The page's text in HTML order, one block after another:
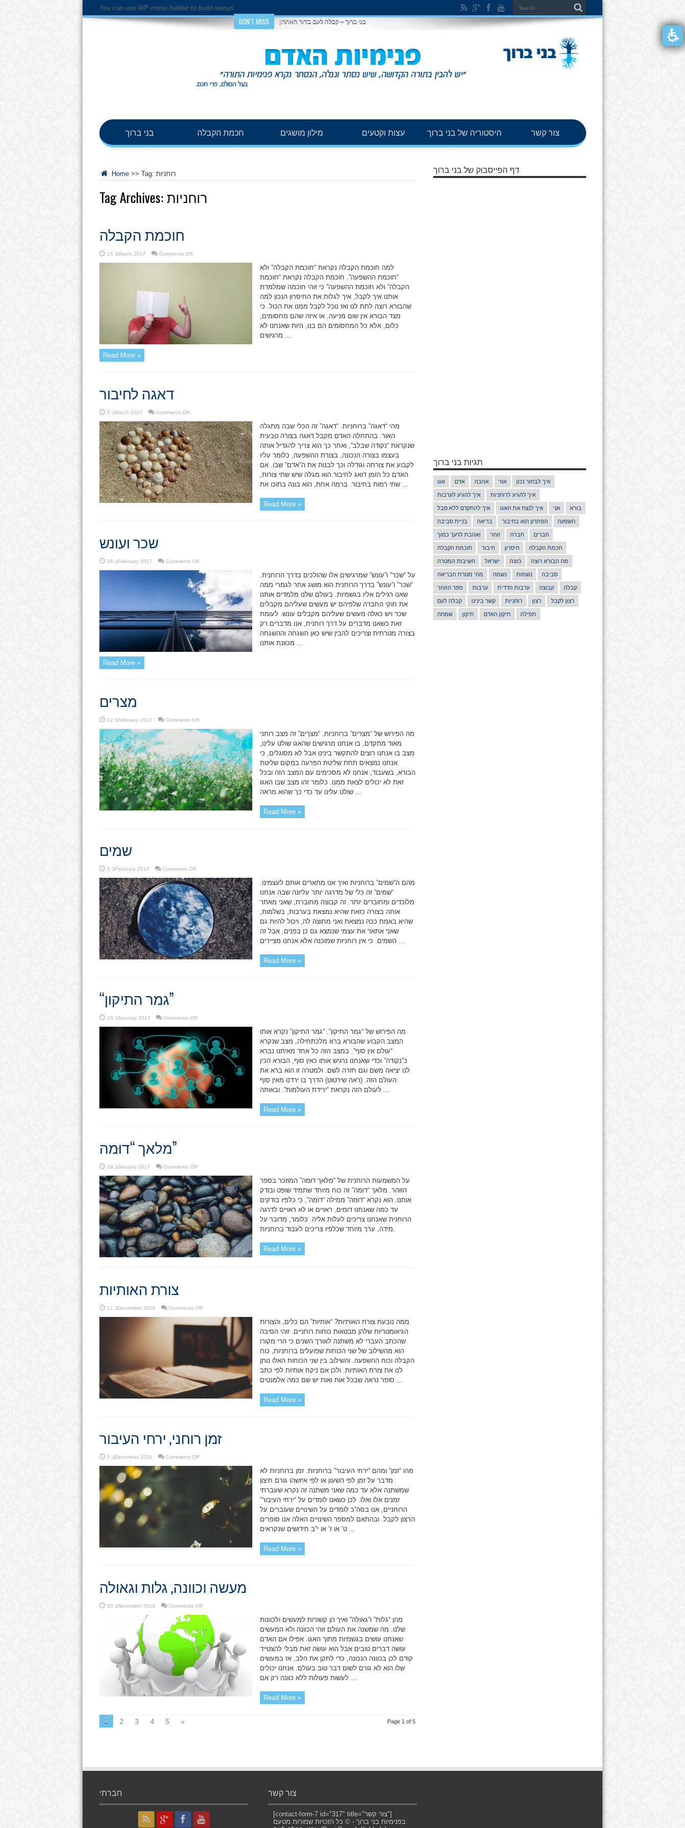
You can use WP menu builder to build menus
DON'T MISS בני ברוך – קבלה לעם בדור האחרון
בני ברוך חכמת הקבלה מילון מושגים עצות וקטעים היסטוריה של בני ברוך צור קשר
Home >> Tag: רוחניות
Tag Archives:רוחניות
חוכמת הקבלה
15 בMarch 2017 Comments Offon
למה חוכמת הקבלה נקראת “חוכמת הקבלה” ולא
“חוכמת ההשפעה”. חוכמת הקבלה נקראת “חוכמת
הקבלה” ולא חוכמת ההשפעה” כי זוהי חוכמה שמלמדת
אותנו איך לקבל, איך לגלות את החיסרון הנכון למה
שהבורא רוצה לתת לנו ואז נוכל לקבל ממנו את הכול. כי
מצד הבורא אין שום מניעה, או איזה שהם מחסומים,
כלום, אלא כל המחסומים הם בנו, היות שאנחנו לא
מרגישים ...
Read More »
דאגה לחיבור
5 בMarch 2017 Comments Offon
לחיבור
מהי “דאגה” ברוחניות. “דאגה” זה הכלי שבה מתגלה
האור. בהתחלה האדם מקבל דאגה בצורה טבעית
שנקראת “נקודה שבלב”, ואחר כך הוא צריך להגדיל אותה
בעצמו בצורה הנכונה, בצורת ההשפעה, כלומר עליו
לקבוע את צורתה וגודלה וכך לבנות את ה”אדם” שבו. אם
האדם כל הזמן דואג לחיבור הוא מגלה שיש שתי צורות,
שתי רמות בחיבור. ברמה אחת, הוא בונה בתוכו את ...
Read More »
שכר ועונש
26 בFebruary 2017 Comments Offon
ועונש
על “שכר” ו”עונש” שמרגישים אלו שהולכים בדרך הרוחנית.
“שכר” ו”עונש” בדרך הרוחנית הוא מושג אחר לגמרי ממה
שאנו רגילים אליו בגשמיות. בעולם שלנו מלמדים אותנו
את חוקי החברה שלפיהם יש מעשים שעליהם מקבלים
שכר ויש כאלה מעשים שעליהם מקבלים עונש. לעומת
זאת כשאנו מדברים על דרך רוחנית, אנו מדברים רק
בצורה מטרתית וצריכים להבין שיש כאן השגחה וההשגחה
מכוּונת אותנו ...
Read More »
מצרים
12 בFebruary 2017 Comments Offon
מה הפירוש של “מצרים” ברוחניות. “מצרַים” זה מצב רוחני
מאוד מתקדם, בו אנחנו מרגישים שהאגו שולט עלינו,
מצב בו אנחנו רוצים להתקשר בינינו אבל לא מסוגלים, כי
אנחנו נמצאים תחת שליטת הפּרעה במְקום שליטת
הבורא, בשעבוד, אנחנו לא מסכימים עם המצב הזה ובכל
זאת לא יכולים לצאת ממנו. כלומר זהו מצב שבו האגו
שולט עלינו עד כדי כך שהוא מראה ...
Read More »
שמים
5 בFebruary 2017 Comments Offon
מהם ה”שמים” ברוחניות ואיך אנו מתארים אותם לעצמינו.
“שמים” זה כלי של מדרגה יותר עליונה שבה אנחנו
מלוכדים ומחוברים יותר. זה קבוצה מחוברת, שאני מאתר
אותה בצורה כזאת שהיא נמצאת בערבות, בשלמות,
שהיא באמת ככה נמצאת ואני מחוצה לה, ויכול להיות גם
שאני אתאר את עצמי שנמצא גם כן בפנים. אבל זה
השמים. כי אין רוחניות שמוכנה אלא אנחנו מציירים ...
Read More »
“גמר התיקון”
29 בJanuary 2017 Comments Offon
מה הפירוש של “גמר התיקון”. “גמר התיקון” נקרא אותו
המצב הקבוע שהבורא ברא מלכתחילה, מצב שנקרא
“עולם אין סוף”. במצב הזה כל אחד מאיתנו נברא
כ”נקודה” וכדי שאנחנו נרגיש אותו כאין סוף, הבורא הכין
לנו יציאה משם וגם חזרה לשם. ולמטרה זו הוא ברא את
העולם הזה. (ראה שירטוט) הדרך בו ירדנו מאין סוף
לעולם הזה נקראת “ירידת העולמות”. ובאותה ...
Read More »
מלאך “דוּמה”
29 בJanuary 2017 Comments Offon
“דוּמה”
על המשמעות הרוחנית של “מלאך דוּמה” המוזכר בספר
הזוהר. מלאך “דוּמה” זה כוח מיוחד שתמיד שופט ובודק
אותנו. הוא נקרא “דוּמה” ממילה “דוֹמה”, כי כלפיו בודקים
עד כמה שאנחנו דומים, ראויים או לא ראויים לדרגה
הרוחנית שאנחנו צריכים לעלות אליה. כלומר, מדובר על
מידה, ערך מיוחד שכלפיו צריכים לעבוד ברוחניות.
Read More »
צורת האותיות
11 בDecember 2016 Comments Offon
ממה נובעת צורת האותיות? “אותיות” הם כלים, והצורות
הגיאומטריות שלהן מבטאות כוחות רוחניים. זוהי הסיבה
שהכתב העברי לא משתנה לאורך השנים כי הרי מקורו
הוא מהשילוב של שני הכוחות שפועלים ברוחניות, כוח
הקבלה וכוח ההשפעה. והשילוב בין שני הכוחות האלו נותן
לנו את צורת האותיות. ולכן אם ניקח אותיות לפי כתב
סופר נראה שבכל אות ואות יש שם כמה אלמנטים ...
Read More »
זמן רוחני, ירחי העיבור
5 בDecember 2016 Comments Offon
מהו “זמן” ומהם “ירחי העיבור” ברוחניות. זמן ברוחניות לא
מדבר על זמן לפי השעון או לפי איזשהו גורם חיצון
שמשתנה אלא עד כמה שאני משתנה זה נקרא שעברתי
זמנים אלו ואלו. לכן כשאנו לומדים על “ירחי העיבור”
הרוחניים, אנו בסה”כ לומדים על השינויים שעוברים על
הרצון לקבל. ובהתאם למספר השינויים האלה אנו סופרים
ט’ או ז’ או י”ב חידושים שנקראים ...
Read More »
מעשה וכוונה, גלות וגאולה
20 בNovember 2016 Comments Offon
וכוונה,
גלות
וגאולה
מהן “גלות” ו”גאולה” ואיך הן קשורות למעשים ולכוונות
שלנו. מה שמשנה את העולם זוהי הכוונה ולא המעשים
שאנחנו עושים בגשמיות מתוך האגו. אפילו אם האדם
עושה דברים טובים אבל הוא עושה זאת מבלי להצטייד
קודם לכן בכוונה הנכונה, כדי לתקן את הלב, אז במעשים
שלו הוא לא גורם לשום דבר טוב בעולם. אנחנו יכולים
לעשות פעולות ללא כוונה רק אם ...
Read More »
Page 1 of 5
1 2 3 4 5 »
דף הפייסבוק של בני ברוך
תגיות בני ברוך
אגו אדם אהבה אור איך לבחור נכון
איך להגיע לערבות איך להגיע לרוחניות
איך להתקדם ללא סבל איך לנצח את האגו אני בורא
בניית סביבה בריאה הפתרון הוא בחיבור השפעה
ואהבת לרעך כמוך זוהר חברה חברים
חוכמת הקבלה חיבור חיסרון חכמת הקבלה
חשיבות המטרה ישראל כוונה מה הבורא רוצה
מהי מטרת הבריאה נשמה נשמות סביבה
ספר הזוהר ערבות ערבות הדדית קבוצה קבלה
קבלה לעם קשר בינינו רוחניות רצון רצון לקבל
שמחה תיקון תיקון האדם תפילה
חברתי צור קשר
[contact-form-7 id="317" title="צור קשר"]
בפנימיות בני ברוך - © כל הזכויות שמורות מטעם